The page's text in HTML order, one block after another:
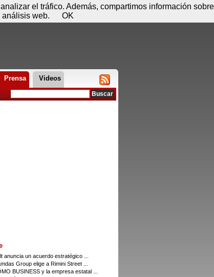
Prensa Videos
anuncia un acuerdo estratégico ...
Group elige a Rimini Street ...
BUSINESS y la empresa estatal ...
agosto - 14:51 Registrar Conectar
el tráfico. Además, compartimos información sobre
web.
OK